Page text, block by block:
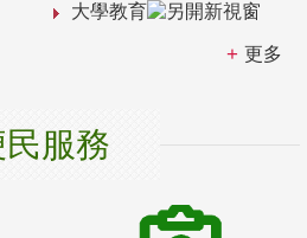
大學教育
更多
服務